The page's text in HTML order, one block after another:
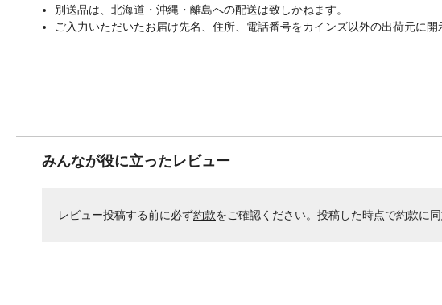
別送品は、北海道・沖縄・離島への配送は致しかねます。
ご入力いただいたお届け先名、住所、電話番号をカインズ以外の出荷元に
みんなが役に立ったレビュー
レビュー投稿する前に必ず約款をご確認ください。投稿した時点で約款に